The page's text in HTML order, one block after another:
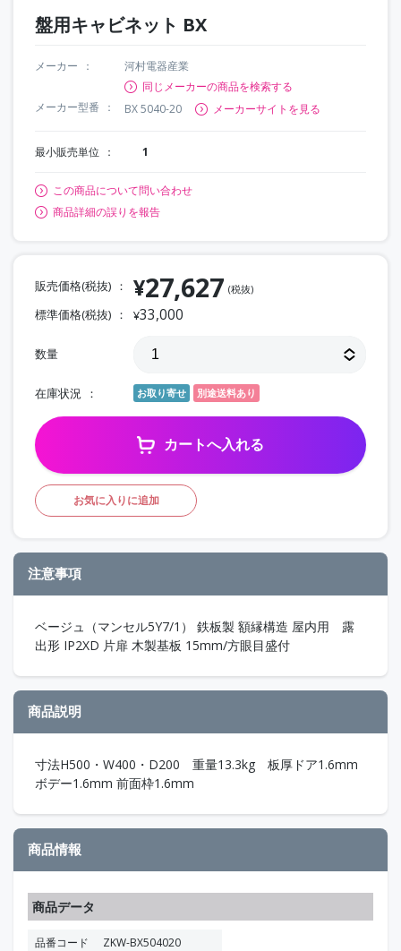
盤用キャビネット BX
メーカー
河村電器産業
同じメーカーの商品を検索する
メーカー型番
BX 5040-20 メーカーサイトを見る
最小販売単位 1
この商品について問い合わせ
商品詳細の誤りを報告
販売価格(税抜) ¥27,627 (税抜)
標準価格(税抜) ¥33,000
数量
在庫状況 お取り寄せ 別途送料あり
カートへ入れる
お気に入りに追加
注意事項
ベージュ（マンセル5Y7/1） 鉄板製 額縁構造 屋内用 露
出形 IP2XD 片扉 木製基板 15mm/方眼目盛付
商品説明
寸法H500・W400・D200 重量13.3kg 板厚ドア1.6mm
ボデー1.6mm 前面枠1.6mm
商品情報
商品データ
品番コード
ZKW-BX504020